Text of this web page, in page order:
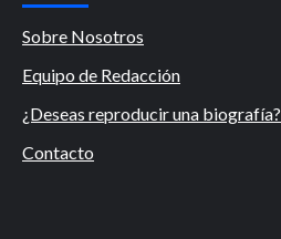
Sobre Nosotros
Equipo de Redacción
¿Deseas reproducir una biografía?
Contacto